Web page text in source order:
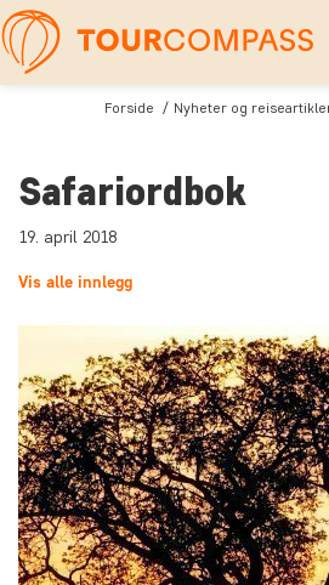
Forside Nyheter og
Safariordbok
19. april 2018
Vis alle innlegg